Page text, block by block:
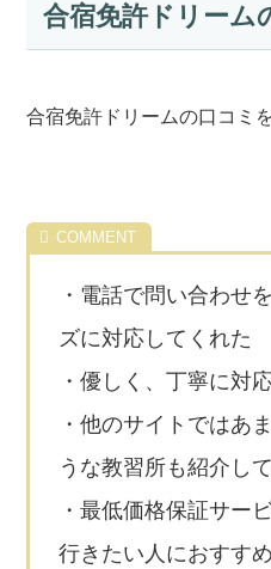
合宿免許ドリーム
合宿免許ドリームの口コミ
・電話で問い合わせ
ズに対応してくれた
・優しく、丁寧に対
・他のサイトではあ
うな教習所も紹介し
・最低価格保証サー
行きたい人におすす